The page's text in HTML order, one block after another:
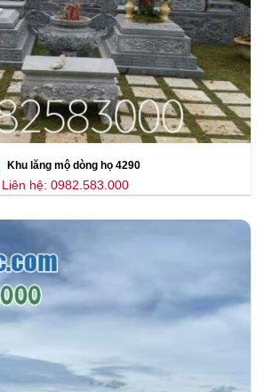
Khu lăng mộ dòng họ 4290
Liên hệ: 0982.583.000